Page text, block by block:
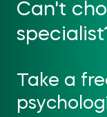
Can't
Take a